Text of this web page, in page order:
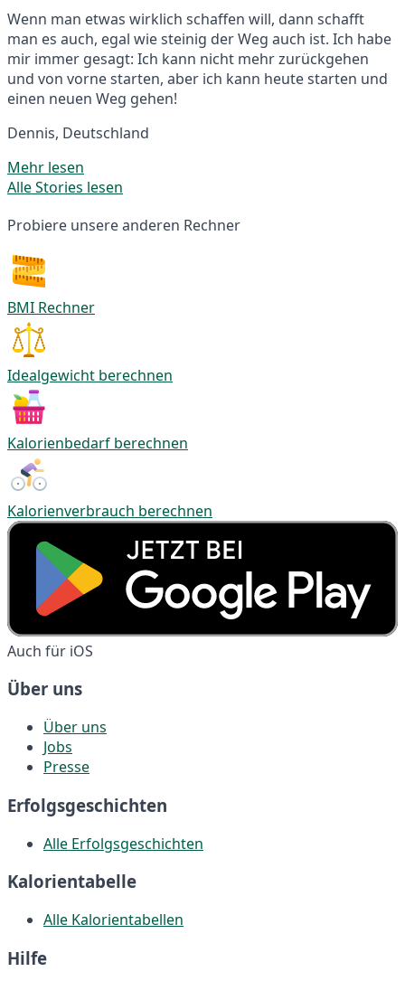
Wenn man etwas wirklich schaffen will, dann schafft
man es auch, egal wie steinig der Weg auch ist. Ich habe
mir immer gesagt: Ich kann nicht mehr zurückgehen
und von vorne starten, aber ich kann heute starten und
einen neuen Weg gehen!
Dennis, Deutschland
Mehr lesen
Alle Stories lesen
Probiere unsere anderen Rechner
BMI Rechner
Idealgewicht berechnen
Kalorienbedarf berechnen
Kalorienverbrauch berechnen
Auch für iOS
Über uns
Über uns
Jobs
Presse
Erfolgsgeschichten
Alle Erfolgsgeschichten
Kalorientabelle
Alle Kalorientabellen
Hilfe